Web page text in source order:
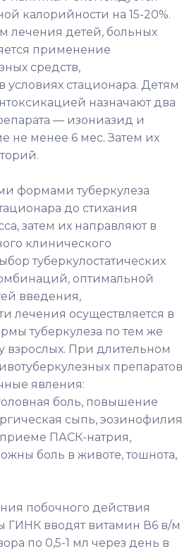
калорийности на 15-20%.
лечения детей, больных
применение
средств,
условиях стационара. Детям
назначают два
— изониазид и
не менее 6 мес. Затем их
формами туберкулеза
до стихания
затем их направляют в
клинического
туберкулостатических
оптимальной
введения,
лечения осуществляется в
туберкулеза по тем же
взрослых. При длительном
препаратов
явления:
боль, повышение
сыпь, эозинофилия
ПАСК-натрия,
боль в животе, тошнота,
побочного действия
ГИНК вводят витамин В6 в/м
по 0,5-1 мл через день в